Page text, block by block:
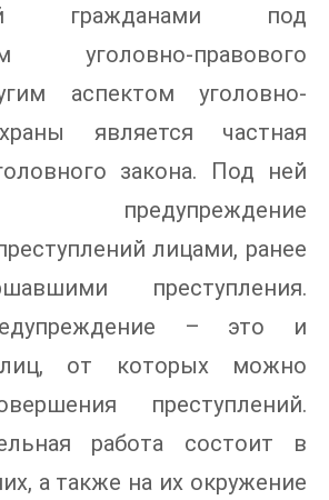
гражданами под
уголовно-правового
аспектом уголовно-
является частная
закона. Под ней
предупреждение
лицами, ранее
преступления.
– это и
от которых можно
преступлений.
работа состоит в
а также на их окружение